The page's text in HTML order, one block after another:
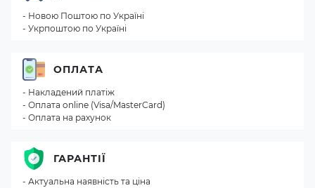
- Новою Поштою по Україні
- Укрпоштою по Україні
ОПЛАТА
- Накладений платіж
- Оплата online (Visa/MasterCard)
- Оплата на рахунок
ГАРАНТІЇ
- Актуальна наявність та ціна